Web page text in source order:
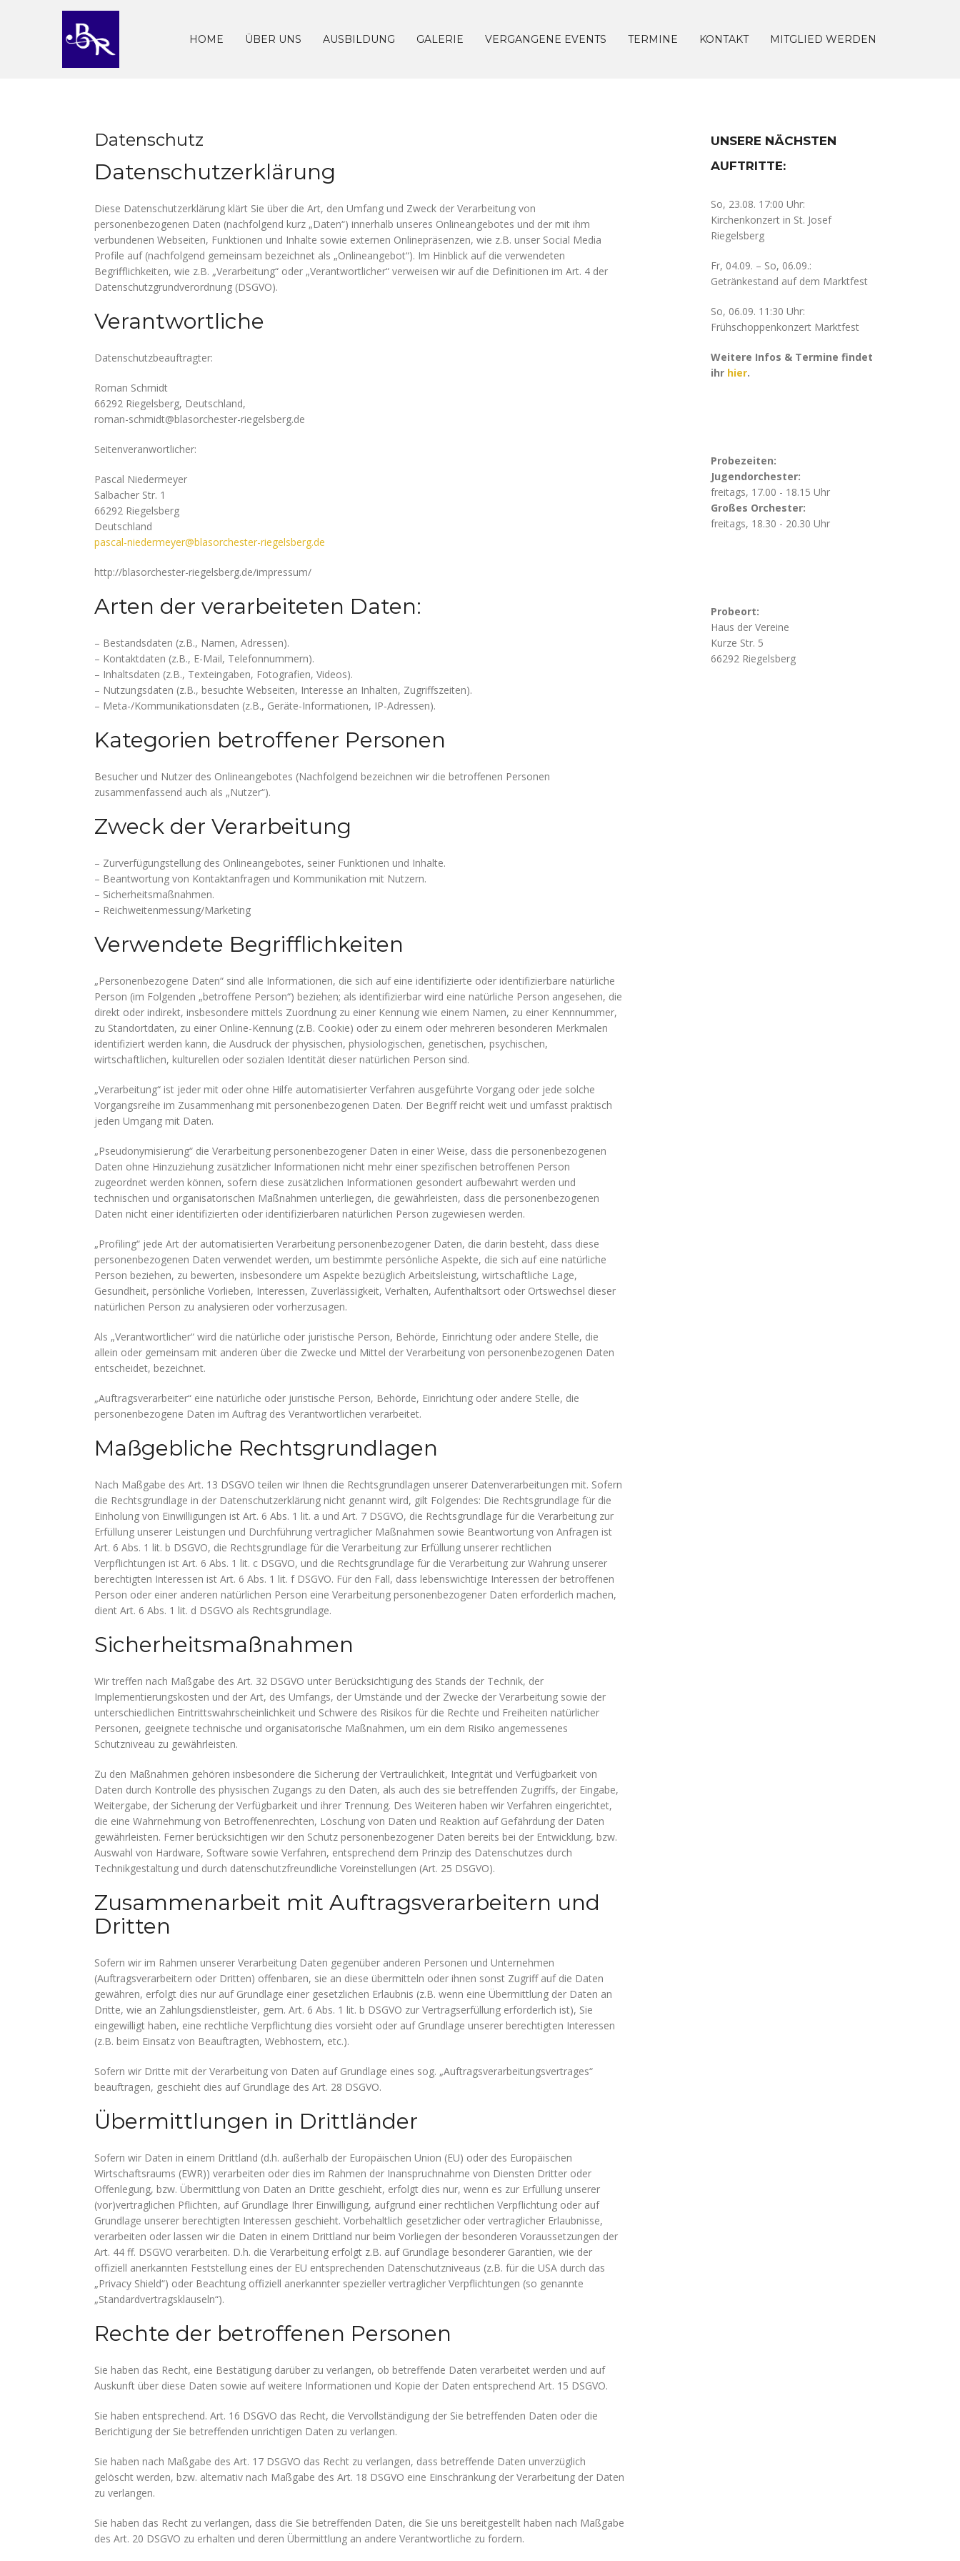
HOME ÜBER UNS AUSBILDUNG GALERIE VERGANGENE EVENTS TERMINE KONTAKT MITGLIED WERDEN
Datenschutz
Datenschutzerklärung
Diese Datenschutzerklärung klärt Sie über die Art, den Umfang und Zweck der Verarbeitung von
personenbezogenen Daten (nachfolgend kurz „Daten“) innerhalb unseres Onlineangebotes und der mit ihm
verbundenen Webseiten, Funktionen und Inhalte sowie externen Onlinepräsenzen, wie z.B. unser Social Media
Profile auf (nachfolgend gemeinsam bezeichnet als „Onlineangebot“). Im Hinblick auf die verwendeten
Begrifflichkeiten, wie z.B. „Verarbeitung“ oder „Verantwortlicher“ verweisen wir auf die Definitionen im Art. 4 der
Datenschutzgrundverordnung (DSGVO).
Verantwortliche
Datenschutzbeauftragter:
Roman Schmidt
66292 Riegelsberg, Deutschland,
roman-schmidt@blasorchester-riegelsberg.de
Seitenveranwortlicher:
Pascal Niedermeyer
Salbacher Str. 1
66292 Riegelsberg
Deutschland
pascal-niedermeyer@blasorchester-riegelsberg.de
http://blasorchester-riegelsberg.de/impressum/
Arten der verarbeiteten Daten:
– Bestandsdaten (z.B., Namen, Adressen).
– Kontaktdaten (z.B., E-Mail, Telefonnummern).
– Inhaltsdaten (z.B., Texteingaben, Fotografien, Videos).
– Nutzungsdaten (z.B., besuchte Webseiten, Interesse an Inhalten, Zugriffszeiten).
– Meta-/Kommunikationsdaten (z.B., Geräte-Informationen, IP-Adressen).
Kategorien betroffener Personen
Besucher und Nutzer des Onlineangebotes (Nachfolgend bezeichnen wir die betroffenen Personen
zusammenfassend auch als „Nutzer“).
Zweck der Verarbeitung
– Zurverfügungstellung des Onlineangebotes, seiner Funktionen und Inhalte.
– Beantwortung von Kontaktanfragen und Kommunikation mit Nutzern.
– Sicherheitsmaßnahmen.
– Reichweitenmessung/Marketing
Verwendete Begrifflichkeiten
„Personenbezogene Daten“ sind alle Informationen, die sich auf eine identifizierte oder identifizierbare natürliche
Person (im Folgenden „betroffene Person“) beziehen; als identifizierbar wird eine natürliche Person angesehen, die
direkt oder indirekt, insbesondere mittels Zuordnung zu einer Kennung wie einem Namen, zu einer Kennnummer,
zu Standortdaten, zu einer Online-Kennung (z.B. Cookie) oder zu einem oder mehreren besonderen Merkmalen
identifiziert werden kann, die Ausdruck der physischen, physiologischen, genetischen, psychischen,
wirtschaftlichen, kulturellen oder sozialen Identität dieser natürlichen Person sind.
„Verarbeitung“ ist jeder mit oder ohne Hilfe automatisierter Verfahren ausgeführte Vorgang oder jede solche
Vorgangsreihe im Zusammenhang mit personenbezogenen Daten. Der Begriff reicht weit und umfasst praktisch
jeden Umgang mit Daten.
„Pseudonymisierung“ die Verarbeitung personenbezogener Daten in einer Weise, dass die personenbezogenen
Daten ohne Hinzuziehung zusätzlicher Informationen nicht mehr einer spezifischen betroffenen Person
zugeordnet werden können, sofern diese zusätzlichen Informationen gesondert aufbewahrt werden und
technischen und organisatorischen Maßnahmen unterliegen, die gewährleisten, dass die personenbezogenen
Daten nicht einer identifizierten oder identifizierbaren natürlichen Person zugewiesen werden.
„Profiling“ jede Art der automatisierten Verarbeitung personenbezogener Daten, die darin besteht, dass diese
personenbezogenen Daten verwendet werden, um bestimmte persönliche Aspekte, die sich auf eine natürliche
Person beziehen, zu bewerten, insbesondere um Aspekte bezüglich Arbeitsleistung, wirtschaftliche Lage,
Gesundheit, persönliche Vorlieben, Interessen, Zuverlässigkeit, Verhalten, Aufenthaltsort oder Ortswechsel dieser
natürlichen Person zu analysieren oder vorherzusagen.
Als „Verantwortlicher“ wird die natürliche oder juristische Person, Behörde, Einrichtung oder andere Stelle, die
allein oder gemeinsam mit anderen über die Zwecke und Mittel der Verarbeitung von personenbezogenen Daten
entscheidet, bezeichnet.
„Auftragsverarbeiter“ eine natürliche oder juristische Person, Behörde, Einrichtung oder andere Stelle, die
personenbezogene Daten im Auftrag des Verantwortlichen verarbeitet.
Maßgebliche Rechtsgrundlagen
Nach Maßgabe des Art. 13 DSGVO teilen wir Ihnen die Rechtsgrundlagen unserer Datenverarbeitungen mit. Sofern
die Rechtsgrundlage in der Datenschutzerklärung nicht genannt wird, gilt Folgendes: Die Rechtsgrundlage für die
Einholung von Einwilligungen ist Art. 6 Abs. 1 lit. a und Art. 7 DSGVO, die Rechtsgrundlage für die Verarbeitung zur
Erfüllung unserer Leistungen und Durchführung vertraglicher Maßnahmen sowie Beantwortung von Anfragen ist
Art. 6 Abs. 1 lit. b DSGVO, die Rechtsgrundlage für die Verarbeitung zur Erfüllung unserer rechtlichen
Verpflichtungen ist Art. 6 Abs. 1 lit. c DSGVO, und die Rechtsgrundlage für die Verarbeitung zur Wahrung unserer
berechtigten Interessen ist Art. 6 Abs. 1 lit. f DSGVO. Für den Fall, dass lebenswichtige Interessen der betroffenen
Person oder einer anderen natürlichen Person eine Verarbeitung personenbezogener Daten erforderlich machen,
dient Art. 6 Abs. 1 lit. d DSGVO als Rechtsgrundlage.
Sicherheitsmaßnahmen
Wir treffen nach Maßgabe des Art. 32 DSGVO unter Berücksichtigung des Stands der Technik, der
Implementierungskosten und der Art, des Umfangs, der Umstände und der Zwecke der Verarbeitung sowie der
unterschiedlichen Eintrittswahrscheinlichkeit und Schwere des Risikos für die Rechte und Freiheiten natürlicher
Personen, geeignete technische und organisatorische Maßnahmen, um ein dem Risiko angemessenes
Schutzniveau zu gewährleisten.
Zu den Maßnahmen gehören insbesondere die Sicherung der Vertraulichkeit, Integrität und Verfügbarkeit von
Daten durch Kontrolle des physischen Zugangs zu den Daten, als auch des sie betreffenden Zugriffs, der Eingabe,
Weitergabe, der Sicherung der Verfügbarkeit und ihrer Trennung. Des Weiteren haben wir Verfahren eingerichtet,
die eine Wahrnehmung von Betroffenenrechten, Löschung von Daten und Reaktion auf Gefährdung der Daten
gewährleisten. Ferner berücksichtigen wir den Schutz personenbezogener Daten bereits bei der Entwicklung, bzw.
Auswahl von Hardware, Software sowie Verfahren, entsprechend dem Prinzip des Datenschutzes durch
Technikgestaltung und durch datenschutzfreundliche Voreinstellungen (Art. 25 DSGVO).
Zusammenarbeit mit Auftragsverarbeitern und
Dritten
Sofern wir im Rahmen unserer Verarbeitung Daten gegenüber anderen Personen und Unternehmen
(Auftragsverarbeitern oder Dritten) offenbaren, sie an diese übermitteln oder ihnen sonst Zugriff auf die Daten
gewähren, erfolgt dies nur auf Grundlage einer gesetzlichen Erlaubnis (z.B. wenn eine Übermittlung der Daten an
Dritte, wie an Zahlungsdienstleister, gem. Art. 6 Abs. 1 lit. b DSGVO zur Vertragserfüllung erforderlich ist), Sie
eingewilligt haben, eine rechtliche Verpflichtung dies vorsieht oder auf Grundlage unserer berechtigten Interessen
(z.B. beim Einsatz von Beauftragten, Webhostern, etc.).
Sofern wir Dritte mit der Verarbeitung von Daten auf Grundlage eines sog. „Auftragsverarbeitungsvertrages“
beauftragen, geschieht dies auf Grundlage des Art. 28 DSGVO.
Übermittlungen in Drittländer
Sofern wir Daten in einem Drittland (d.h. außerhalb der Europäischen Union (EU) oder des Europäischen
Wirtschaftsraums (EWR)) verarbeiten oder dies im Rahmen der Inanspruchnahme von Diensten Dritter oder
Offenlegung, bzw. Übermittlung von Daten an Dritte geschieht, erfolgt dies nur, wenn es zur Erfüllung unserer
(vor)vertraglichen Pflichten, auf Grundlage Ihrer Einwilligung, aufgrund einer rechtlichen Verpflichtung oder auf
Grundlage unserer berechtigten Interessen geschieht. Vorbehaltlich gesetzlicher oder vertraglicher Erlaubnisse,
verarbeiten oder lassen wir die Daten in einem Drittland nur beim Vorliegen der besonderen Voraussetzungen der
Art. 44 ff. DSGVO verarbeiten. D.h. die Verarbeitung erfolgt z.B. auf Grundlage besonderer Garantien, wie der
offiziell anerkannten Feststellung eines der EU entsprechenden Datenschutzniveaus (z.B. für die USA durch das
„Privacy Shield“) oder Beachtung offiziell anerkannter spezieller vertraglicher Verpflichtungen (so genannte
„Standardvertragsklauseln“).
Rechte der betroffenen Personen
Sie haben das Recht, eine Bestätigung darüber zu verlangen, ob betreffende Daten verarbeitet werden und auf
Auskunft über diese Daten sowie auf weitere Informationen und Kopie der Daten entsprechend Art. 15 DSGVO.
Sie haben entsprechend. Art. 16 DSGVO das Recht, die Vervollständigung der Sie betreffenden Daten oder die
Berichtigung der Sie betreffenden unrichtigen Daten zu verlangen.
Sie haben nach Maßgabe des Art. 17 DSGVO das Recht zu verlangen, dass betreffende Daten unverzüglich
gelöscht werden, bzw. alternativ nach Maßgabe des Art. 18 DSGVO eine Einschränkung der Verarbeitung der Daten
zu verlangen.
Sie haben das Recht zu verlangen, dass die Sie betreffenden Daten, die Sie uns bereitgestellt haben nach Maßgabe
des Art. 20 DSGVO zu erhalten und deren Übermittlung an andere Verantwortliche zu fordern.
UNSERE NÄCHSTEN
AUFTRITTE:
So, 23.08. 17:00 Uhr:
Kirchenkonzert in St. Josef
Riegelsberg
Fr, 04.09. – So, 06.09.:
Getränkestand auf dem Marktfest
So, 06.09. 11:30 Uhr:
Frühschoppenkonzert Marktfest
Weitere Infos & Termine findet
ihr hier.
Probezeiten:
Jugendorchester:
freitags, 17.00 - 18.15 Uhr
Großes Orchester:
freitags, 18.30 - 20.30 Uhr
Probeort:
Haus der Vereine
Kurze Str. 5
66292 Riegelsberg